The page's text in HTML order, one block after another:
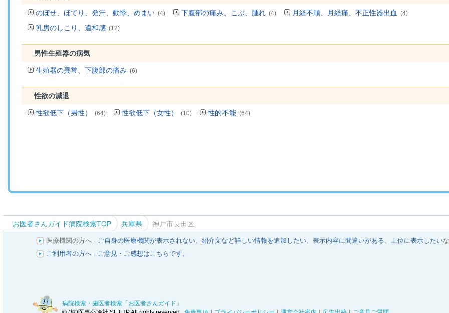
のぼせ、ほてり、発汗、動悸、めまい (4) 下腹部の痛み、こぶ、腫れ (4) 月経不順、月経痛、不正性器出血 (4)
乳房のしこり、違和感 (12)
男性生殖器の病気
生殖器の異常、下腹部の痛み (6)
性欲の減退
性欲低下（男性） (64) 性欲低下（女性） (10) 性的不能 (64)
お医者さんガイド病院検索TOP 兵庫県 神戸市長田区
医療機関の方へ - ご自身の医療機関が表示されない、 紹介文など詳しい情報を追加したい、 表示内容に間違いがある、 上位に表示したい
ご利用者の方へ - ご意見・ご感想はこちらです。
病院検索・歯医者検索「お医者さんガイド」